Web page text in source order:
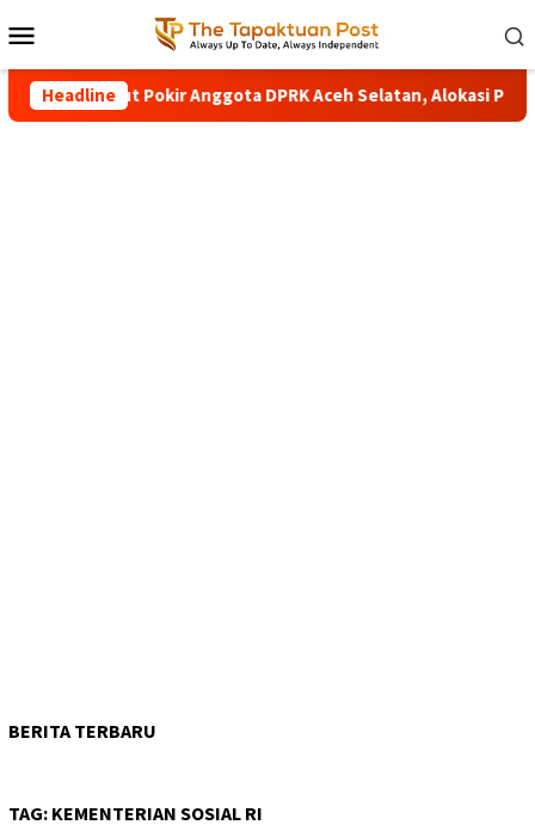
ke
kontenMobile
Headline
Aceh Usut Pokir Anggota DPRK Aceh Selatan, Alokasi Pokir
BERITA TERBARU
TAG: KEMENTERIAN SOSIAL RI